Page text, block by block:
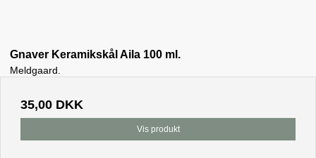
Gnaver Keramikskål Aila 100 ml.
Meldgaard.
35,00 DKK
Vis produkt